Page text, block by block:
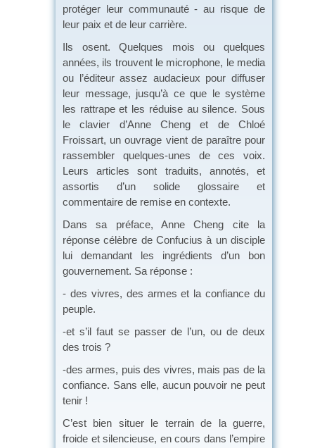
protéger leur communauté - au risque de
leur paix et de leur carrière.
Ils osent. Quelques mois ou quelques
années, ils trouvent le microphone, le media
ou l’éditeur assez audacieux pour diffuser
leur message, jusqu’à ce que le système
les rattrape et les réduise au silence. Sous
le clavier d’Anne Cheng et de Chloé
Froissart, un ouvrage vient de paraître pour
rassembler quelques-unes de ces voix.
Leurs articles sont traduits, annotés, et
assortis d’un solide glossaire et
commentaire de remise en contexte.
Dans sa préface, Anne Cheng cite la
réponse célèbre de Confucius à un disciple
lui demandant les ingrédients d’un bon
gouvernement. Sa réponse :
- des vivres, des armes et la confiance du
peuple.
-et s’il faut se passer de l’un, ou de deux
des trois ?
-des armes, puis des vivres, mais pas de la
confiance. Sans elle, aucun pouvoir ne peut
tenir !
C’est bien situer le terrain de la guerre,
froide et silencieuse, en cours dans l’empire